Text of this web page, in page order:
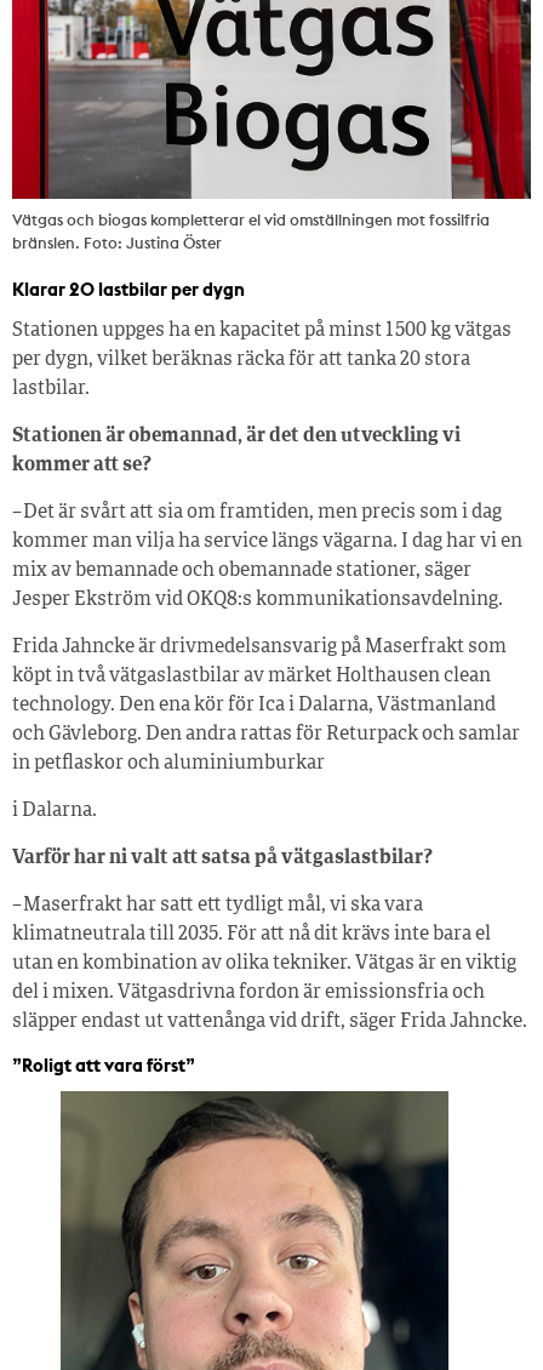
Vätgas och biogas kompletterar el vid omställningen mot fossilfria
bränslen. Foto: Justina Öster
Klarar 20 lastbilar per dygn
Stationen uppges ha en kapacitet på minst 1 500 kg vätgas
per dygn, vilket beräknas räcka för att tanka 20 stora
lastbilar.
Stationen är obemannad, är det den utveckling vi
kommer att se?
– Det är svårt att sia om framtiden, men precis som i dag
kommer man vilja ha service längs vägarna. I dag har vi en
mix av bemannade och obemannade stationer, säger
Jesper Ekström vid OKQ8:s kommunikationsavdelning.
Frida Jahncke är drivmedelsansvarig på Maserfrakt som
köpt in två vätgaslastbilar av märket Holthausen clean
technology. Den ena kör för Ica i Dalarna, Västmanland
och Gävleborg. Den andra rattas för Returpack och samlar
in petflaskor och aluminiumburkar
i Dalarna.
Varför har ni valt att satsa på vätgaslastbilar?
– Maserfrakt har satt ett tydligt mål, vi ska vara
klimatneutrala till 2035. För att nå dit krävs inte bara el
utan en kombination av olika tekniker. Vätgas är en viktig
del i mixen. Vätgasdrivna fordon är emissionsfria och
släpper endast ut vattenånga vid drift, säger Frida Jahncke.
”Roligt att vara först”